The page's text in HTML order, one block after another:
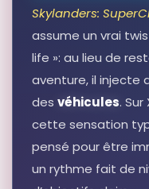
19,60
Voir
Skylanders:
assume un vrai
life »: au lieu de
aventure, il injecte
des véhicules. Sur
cette sensation
pensé pour être
un rythme fait de